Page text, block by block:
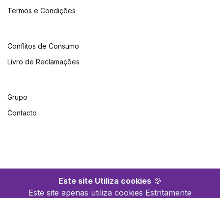
Este site Utiliza cookies 🍪
Este site apenas utiliza cookies Estritamente
Termos e Condições
Conflitos de Consumo
Livro de Reclamações
Grupo
Contacto
©2026 Escolar. Todos os direitos reservados